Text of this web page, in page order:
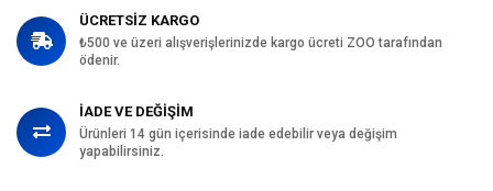
ÜCRETSİZ KARGO
₺500 ve üzeri alışverişlerinizde kargo ücreti ZOO tarafından
ödenir.
İADE VE DEĞİŞİM
Ürünleri 14 gün içerisinde iade edebilir veya değişim
yapabilirsiniz.